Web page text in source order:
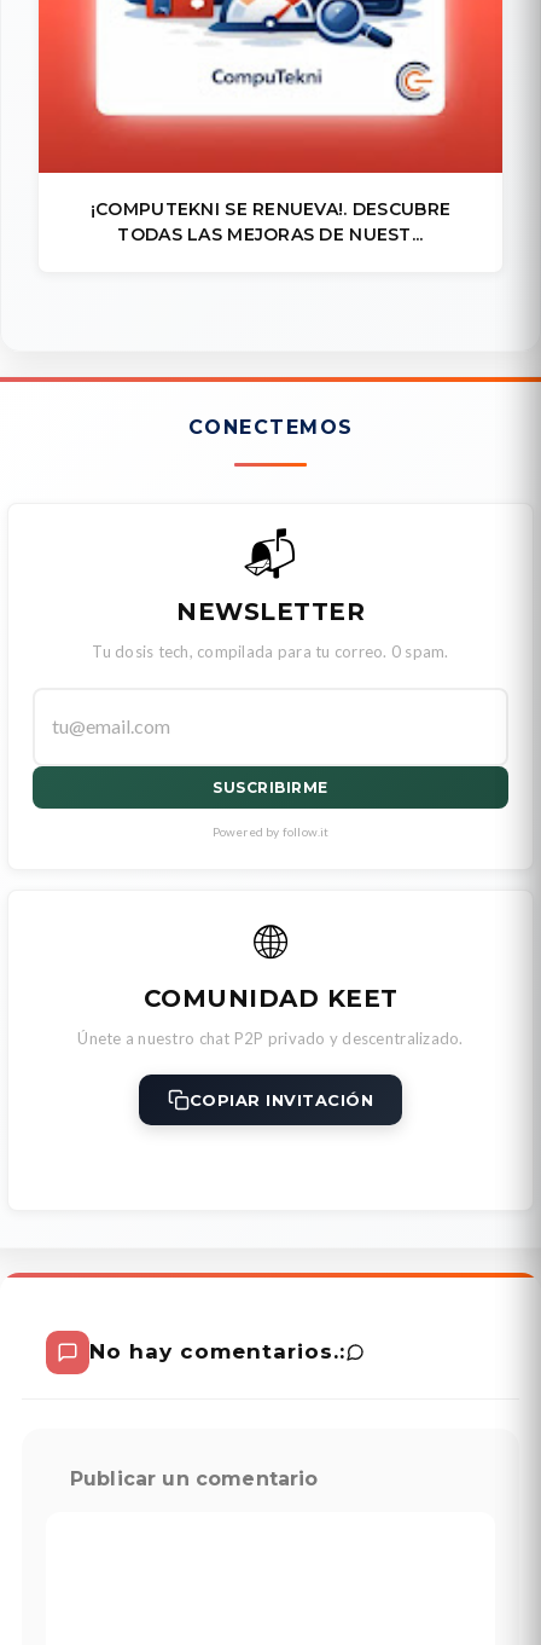
¡COMPUTEKNI SE RENUEVA!. DESCUBRE
TODAS LAS MEJORAS DE NUEST...
CONECTEMOS
📬
NEWSLETTER
Tu dosis tech, compilada para tu correo. 0 spam.
SUSCRIBIRME
Powered by follow.it
🌐
COMUNIDAD KEET
Únete a nuestro chat P2P privado y descentralizado.
COPIAR INVITACIÓN
No hay comentarios.:
Publicar un comentario